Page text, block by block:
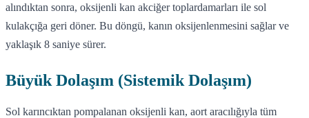
alındıktan sonra, oksijenli kan akciğer toplardamarları ile sol
kulakçığa geri döner. Bu döngü, kanın oksijenlenmesini sağlar ve
yaklaşık 8 saniye sürer.
Büyük Dolaşım (Sistemik Dolaşım)
Sol karıncıktan pompalanan oksijenli kan, aort aracılığıyla tüm